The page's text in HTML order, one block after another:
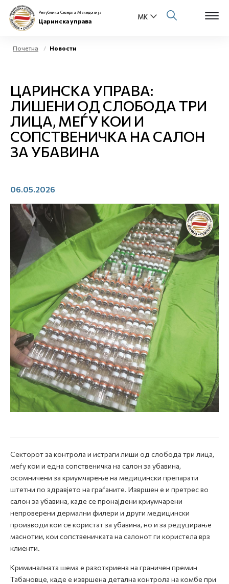
Физички лица
Бизнис заедница
Open
Е-Царина
Контакт
Е-Весник
Република Северна Македонија
Царинска управа
Почетна Новости
ЦАРИНСКА УПРАВА:
ЛИШЕНИ ОД СЛОБОДА ТРИ
ЛИЦА, МЕЃУ КОИ И
СОПСТВЕНИЧКА НА САЛОН
ЗА УБАВИНА
06.05.2026
Секторот за контрола и истраги лиши од слобода три лица,
меѓу кои и една сопственичка на салон за убавина,
осомничени за криумчарење на медицински препарати
штетни по здравјето на граѓаните. Извршен е и претрес во
салон за убавина, каде се пронајдени криумчарени
непроверени дермални филери и други медицински
производи кои се користат за убавина, но и за редуцирање
маснотии, кои сопственичката на салонот ги користела врз
клиенти.
Криминалната шема е разоткриена на граничен премин
Табановце, каде е извршена детална контрола на комбе при